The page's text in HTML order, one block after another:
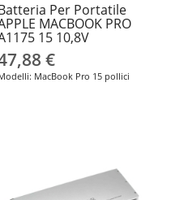
Per Portatile
MACBOOK PRO
15 10,8V
€
MacBook Pro 15 pollici